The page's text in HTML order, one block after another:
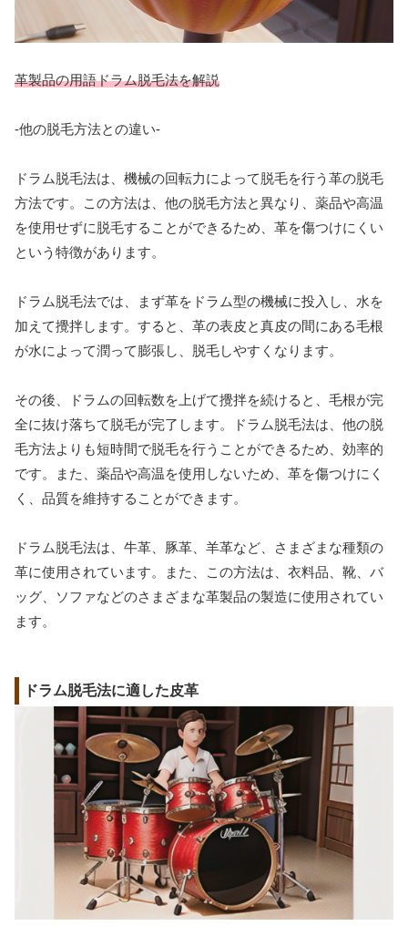
革製品の用語ドラム脱毛法を解説
-他の脱毛方法との違い-
ドラム脱毛法は、機械の回転力によって脱毛を行う革の脱毛
方法です。この方法は、他の脱毛方法と異なり、薬品や高温
を使用せずに脱毛することができるため、革を傷つけにくい
という特徴があります。
ドラム脱毛法では、まず革をドラム型の機械に投入し、水を
加えて攪拌します。すると、革の表皮と真皮の間にある毛根
が水によって潤って膨張し、脱毛しやすくなります。
その後、ドラムの回転数を上げて攪拌を続けると、毛根が完
全に抜け落ちて脱毛が完了します。ドラム脱毛法は、他の脱
毛方法よりも短時間で脱毛を行うことができるため、効率的
です。また、薬品や高温を使用しないため、革を傷つけにく
く、品質を維持することができます。
ドラム脱毛法は、牛革、豚革、羊革など、さまざまな種類の
革に使用されています。また、この方法は、衣料品、靴、バ
ッグ、ソファなどのさまざまな革製品の製造に使用されてい
ます。
ドラム脱毛法に適した皮革